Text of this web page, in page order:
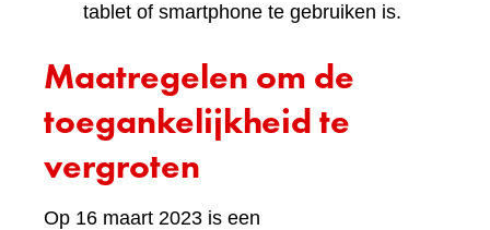
tablet of smartphone te gebruiken is.
Maatregelen om de
toegankelijkheid te
vergroten
Op 16 maart 2023 is een